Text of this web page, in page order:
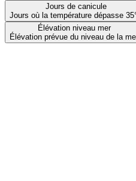
Jours de canicule
Jours où la température dépasse
Élévation niveau mer
Élévation prévue du niveau de la